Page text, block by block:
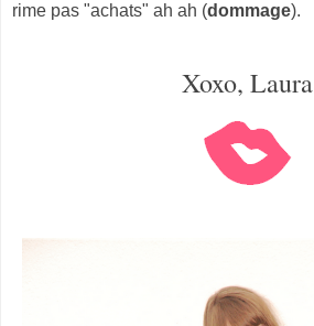
rime pas "achats" ah ah (dommage).
Xoxo, Laura